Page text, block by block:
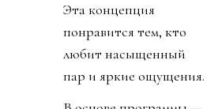
Эта концепция
понравится тем, кто
любит насыщенный
пар и яркие ощущения.